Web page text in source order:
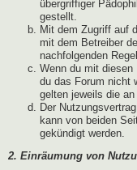
übergriffiger
gestellt.
Mit dem Zugriff auf
mit dem Betreiber
nachfolgenden
Wenn du mit
du das Forum nicht
gelten jeweils die
Der
kann von beiden
gekündigt werden.
2. Einräumung von